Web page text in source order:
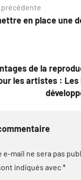
en place une
de la
les artistes :
e-mail ne sera pas
indiqués avec*